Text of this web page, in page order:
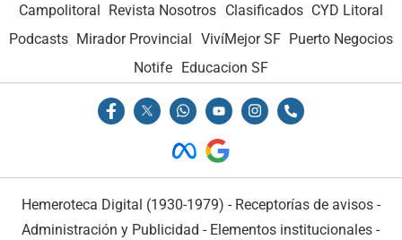
Campolitoral Revista Nosotros Clasificados CYD Litoral
Podcasts Mirador Provincial VivíMejor SF Puerto Negocios
Notife Educacion SF
Hemeroteca Digital (1930-1979) - Receptorías de avisos -
Administración y Publicidad - Elementos institucionales -